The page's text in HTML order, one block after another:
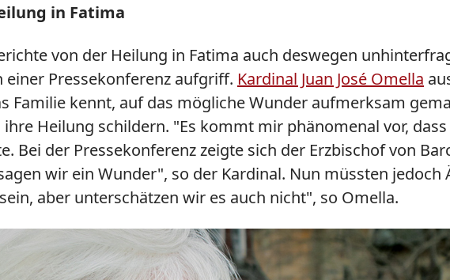
in Fatima
von der Heilung in Fatima auch deswegen
einer Pressekonferenz aufgriff. Kardinal Juan José Omella
Familie kennt, auf das mögliche Wunder aufmerksam
Heilung schildern. "Es kommt mir phänomenal vor,
Bei der Pressekonferenz zeigte sich der Erzbischof von
wir ein Wunder", so der Kardinal. Nun müssten
aber unterschätzen wir es auch nicht", so Omella.